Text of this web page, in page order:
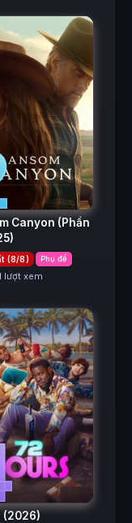
Canyon (Phần
(8/8) Phụ đề
lượt xem
(2026)